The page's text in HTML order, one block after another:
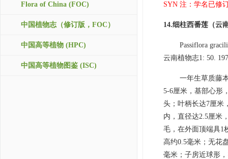
Flora of China (FOC)
中国植物志（修订版，FOC）
中国高等植物 (HPC)
中国高等植物图鉴 (ISC)
SYN 注：学名已修
14.细柱西番莲（云
Passiflora
云南植物志1: 50.
一年生草质藤
5-6厘米，基部心形
头；叶柄长达7厘米
内，直径达2.5厘米
毛，在外面顶端具1
高约0.5毫米；无花
毫米；子房近球形